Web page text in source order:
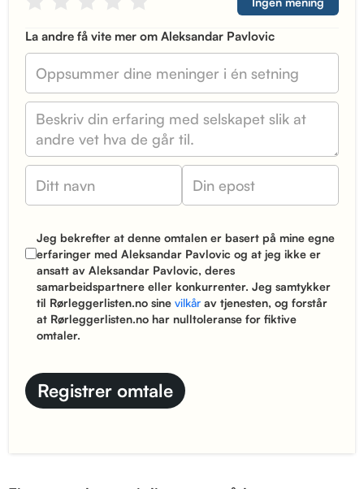
La andre få vite mer om Aleksandar Pavlovic
Jeg bekrefter at denne omtalen er basert på mine egne
erfaringer med Aleksandar Pavlovic og at jeg ikke er
ansatt av Aleksandar Pavlovic, deres
samarbeidspartnere eller konkurrenter. Jeg samtykker
til Rørleggerlisten.no sinevilkår av tjenesten, og forstår
at Rørleggerlisten.no har nulltoleranse for fiktive
omtaler.